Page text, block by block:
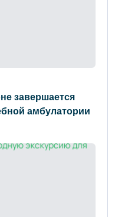
завершается
амбулатории